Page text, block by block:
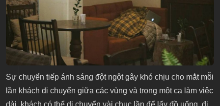
Sự chuyển tiếp ánh sáng đột ngột gây khó chịu cho mắt mỗi
lần khách di chuyển giữa các vùng và trong một ca làm việc